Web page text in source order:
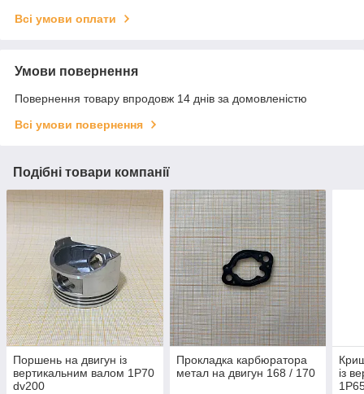
Всі умови оплати
Умови повернення
Повернення товару впродовж 14 днів за домовленістю
Всі умови повернення
Подібні товари компанії
Поршень на двигун із
вертикальним валом 1P70
dv200
Прокладка карбюратора
метал на двигун 168 / 170
із